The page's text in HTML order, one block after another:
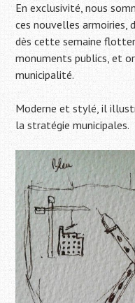
En exclusivité, nous
ces nouvelles
dès cette semaine
monuments publics, et
municipalité.
Moderne et stylé, il
la stratégie municipales.